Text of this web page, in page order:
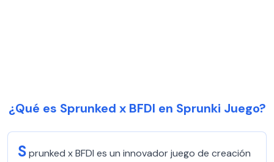
¿Qué es Sprunked x BFDI en Sprunki Juego?
Sprunked x BFDI es un innovador juego de creación